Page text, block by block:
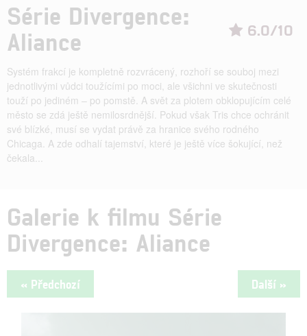
6.0/10
Série Divergence:
Aliance
Systém frakcí je kompletně rozvrácený, rozhoří se souboj mezi
jednotlivými vůdci toužícími po moci, ale všichni ve skutečnosti
touží po jediném – po pomstě. A svět za plotem obklopujícím celé
město se zdá ještě nemilosrdnější. Pokud však Tris chce ochránit
své blízké, musí se vydat právě za hranice svého rodného
Chicaga. A zde odhalí tajemství, které je ještě více šokující, než
čekala...
Galerie k filmu Série
Divergence: Aliance
« Předchozí Další »